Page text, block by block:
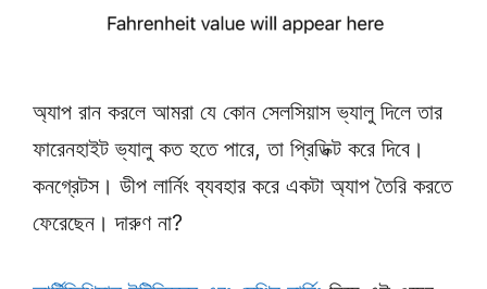
অ্যাপ রান করলে আমরা যে কোন সেলসিয়াস ভ্যালু দিলে তার
ফারেনহাইট ভ্যালু কত হতে পারে, তা প্রিডিক্ট করে দিবে।
কনগ্রেটস। ডীপ লার্নিং ব্যবহার করে একটা অ্যাপ তৈরি করতে
ফেরেছেন। দারুণ না?